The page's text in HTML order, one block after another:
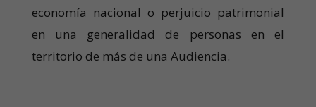
economía nacional o perjuicio patrimonial
en una generalidad de personas en el
territorio de más de una Audiencia.